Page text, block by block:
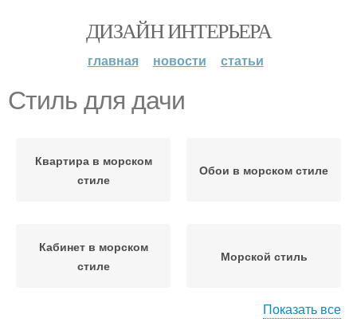
ДИЗАЙН ИНТЕРЬЕРА
главная новости статьи
Стиль для дачи
Квартира в морском
стиле
Обои в морском стиле
Кабинет в морском
стиле
Морской стиль
Показать все